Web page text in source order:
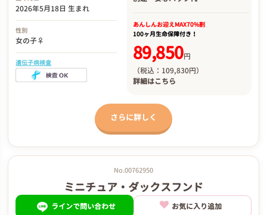
2026年5月18日 生まれ
性別
女の子♀
遺伝子病検査
あんしんお迎えMAX70%割
100ヶ月生命保障付き！
89,850円
（税込：109,830円）
詳細はこちら
さらに詳しく
No.00762950
ミニチュア・ダックスフンド
ラインで問い合わせ お気に入り追加